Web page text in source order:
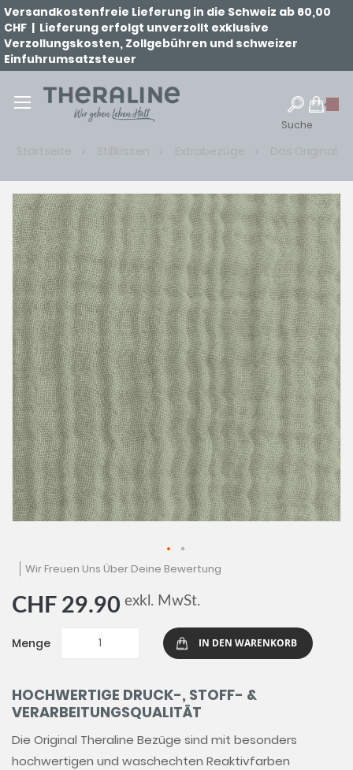
Versandkostenfreie Lieferung in die Schweiz ab 60,00
CHF | Lieferung erfolgt unverzollt exklusive
Verzollungskosten, Zollgebühren und schweizer
Einfuhrumsatzsteuer
Suche
Startseite Stillkissen Extrabezüge Das Original
Wir Freuen Uns Über Deine Bewertung
CHF 29.90 exkl. MwSt.
Menge IN DEN WARENKORB
HOCHWERTIGE DRUCK-, STOFF- &
VERARBEITUNGSQUALITÄT
Die Original Theraline Bezüge sind mit besonders
hochwertigen und waschechten Reaktivfarben
Zum
Ende
der
Bildgalerie
springen
Zum
Anfang
der
Bildgalerie